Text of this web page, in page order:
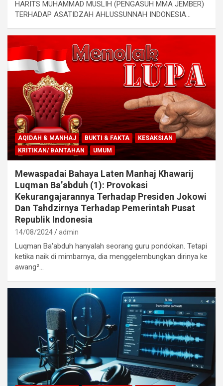
HARITS MUHAMMAD MUSLIH (PENGASUH MMA JEMBER)
TERHADAP ASATIDZAH AHLUSSUNNAH INDONESIA…
AQIDAH & MANHAJ BUKTI & FAKTA
KESAKSIAN
KRITIKAN/ BANTAHAN
UMUM
Mewaspadai Bahaya Laten Manhaj Khawarij
Luqman Ba’abduh (1): Provokasi
Kekurangajarannya Terhadap Presiden Jokowi
Dan Tahdzirnya Terhadap Pemerintah Pusat
Republik Indonesia
14/08/2024 admin
Luqman Ba'abduh hanyalah seorang guru pondokan. Tetapi
ketika naik di mimbarnya, dia menggelembungkan dirinya ke
awang²…